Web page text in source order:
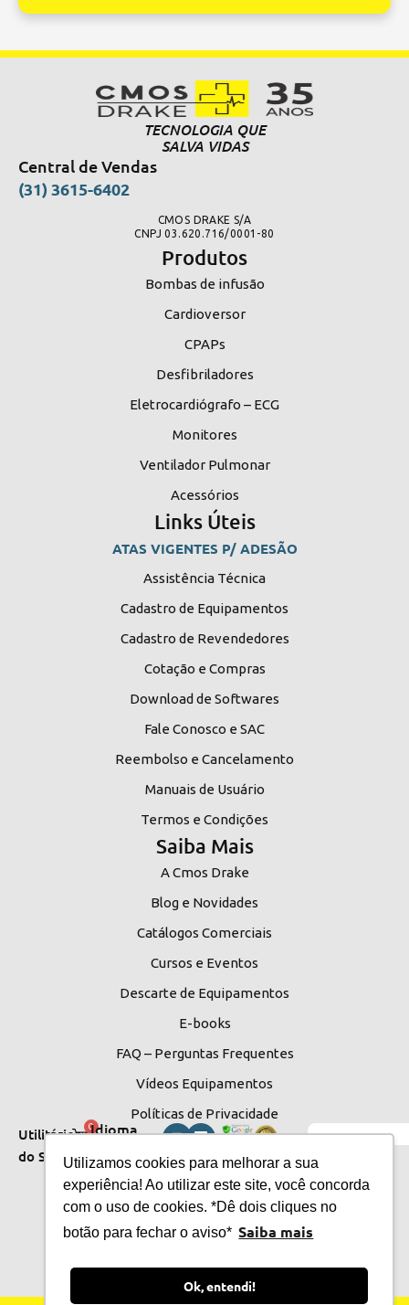
Utilizamos cookies para melhorar a sua
experiência! Ao utilizar este site, você concorda
com o uso de cookies. *Dê dois cliques no
botão para fechar o aviso* Saiba mais
Ok, entendi!
TECNOLOGIA QUE
SALVA VIDAS
Central de Vendas
(31) 3615-6402
CMOS DRAKE S/A
CNPJ 03.620.716/0001-80
Produtos
Bombas de infusão
Cardioversor
CPAPs
Desfibriladores
Eletrocardiógrafo – ECG
Monitores
Ventilador Pulmonar
Acessórios
Links Úteis
ATAS VIGENTES P/ ADESÃO
Assistência Técnica
Cadastro de Equipamentos
Cadastro de Revendedores
Cotação e Compras
Download de Softwares
Fale Conosco e SAC
Reembolso e Cancelamento
Manuais de Usuário
Termos e Condições
Saiba Mais
A Cmos Drake
Blog e Novidades
Catálogos Comerciais
Cursos e Eventos
Descarte de Equipamentos
E-books
FAQ – Perguntas Frequentes
Vídeos Equipamentos
Políticas de Privacidade
Utilitários
do Site
0Idioma
do Site